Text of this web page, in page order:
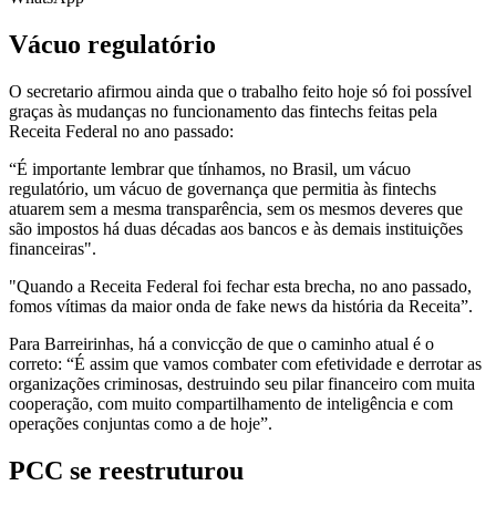
Vácuo regulatório
O secretario afirmou ainda que o trabalho feito hoje só foi possível
graças às mudanças no funcionamento das fintechs feitas pela
Receita Federal no ano passado:
“É importante lembrar que tínhamos, no Brasil, um vácuo
regulatório, um vácuo de governança que permitia às fintechs
atuarem sem a mesma transparência, sem os mesmos deveres que
são impostos há duas décadas aos bancos e às demais instituições
financeiras".
"Quando a Receita Federal foi fechar esta brecha, no ano passado,
fomos vítimas da maior onda de fake news da história da Receita”.
Para Barreirinhas, há a convicção de que o caminho atual é o
correto: “É assim que vamos combater com efetividade e derrotar as
organizações criminosas, destruindo seu pilar financeiro com muita
cooperação, com muito compartilhamento de inteligência e com
operações conjuntas como a de hoje”.
PCC se reestruturou